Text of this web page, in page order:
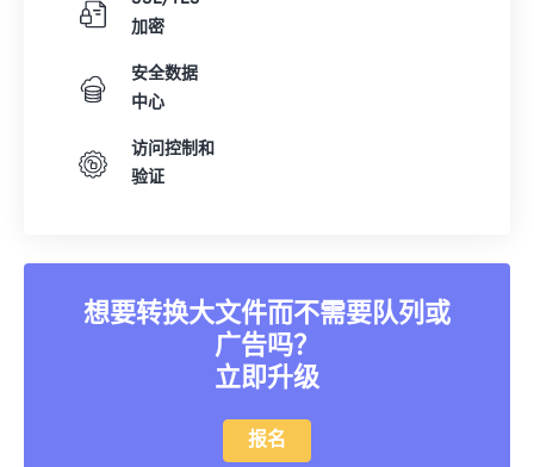
加密
安全数据
中心
访问控制和
验证
想要转换大文件而不需要队列或
广告吗？
立即升级
报名